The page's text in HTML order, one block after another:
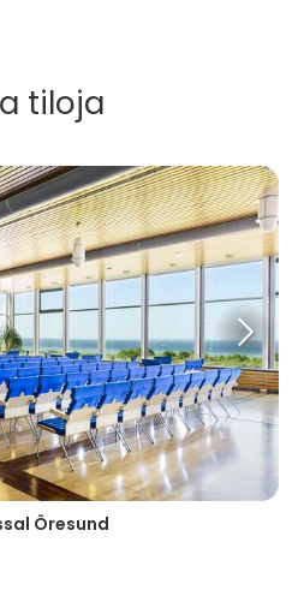
tiloja
Öresund